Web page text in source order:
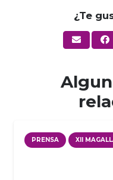
¿Te
PRENSA XII